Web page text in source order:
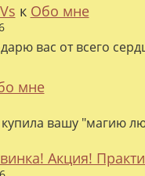
к Обо мне
вас от всего
мне
вашу "магию
Акция!